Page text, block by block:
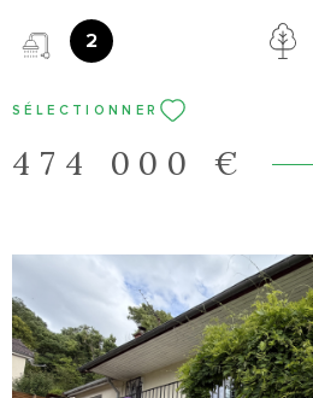
2
SÉLECTIONNER
474 000 €